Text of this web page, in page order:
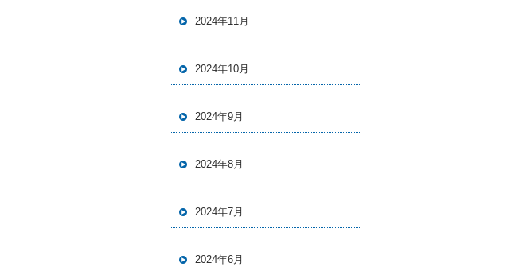
2024年11月
2024年10月
2024年9月
2024年8月
2024年7月
2024年6月